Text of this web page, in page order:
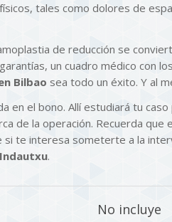
tales como dolores de
de reducción se
un cuadro médico con
Bilbao sea todo un éxito. Y al
en el bono. Allí estudiará tu
de la operación. Recuerda que
te interesa someterte a la
.
No incluye